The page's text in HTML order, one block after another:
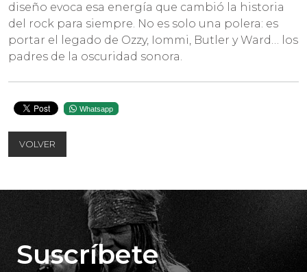
diseño evoca esa energía que cambió la historia
del rock para siempre. No es solo una polera: es
portar el legado de Ozzy, Iommi, Butler y Ward… los
padres de la oscuridad sonora.
Whatsapp
VOLVER
Suscríbete